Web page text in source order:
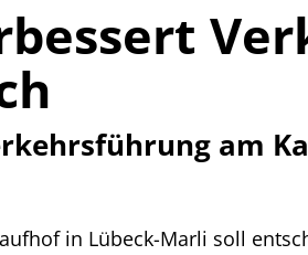
am
in Lübeck-Marli soll